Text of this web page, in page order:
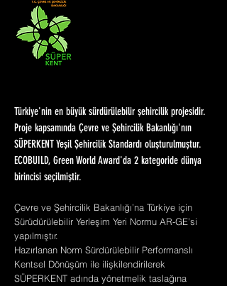
Türkiye'nin en büyük sürdürülebilir şehircilik projesidir.
Proje kapsamında Çevre ve Şehircilik Bakanlığı'nın
SÜPERKENT Yeşil Şehircilik Standardı oluşturulmuştur.
ECOBUILD, Green World Award'da 2 kategoride dünya
birincisi seçilmiştir.
Çevre ve Şehircilik Bakanlığı’na Türkiye için
Sürüdürülebilir Yerleşim Yeri Normu AR-GE’si
yapılmıştır.
Hazırlanan Norm Sürdürülebilir Performanslı
Kentsel Dönüşüm ile ilişkilendirilerek
SÜPERKENT adında yönetmelik taslağına